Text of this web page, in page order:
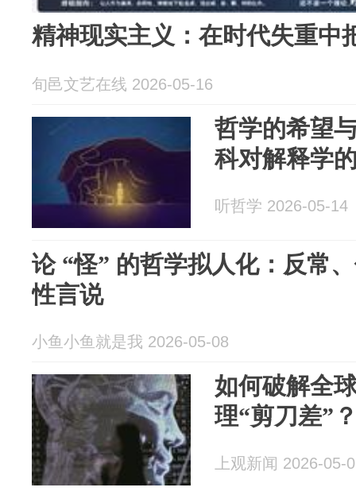
精神现实主义：在时代失重中
旬邑文艺在线 2026-05-16
哲学的希望
科对解释学
听哲学 2026-05-14
论 “怪” 的哲学拟人化：反常
性言说​
小鱼小鱼就是我 2026-05-08
如何破解全
理“剪刀差”
上观新闻 2026-05-